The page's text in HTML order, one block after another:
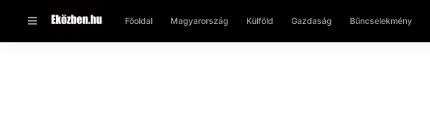
Főoldal Magyarország Külföld Gazdaság Bűncselekmény